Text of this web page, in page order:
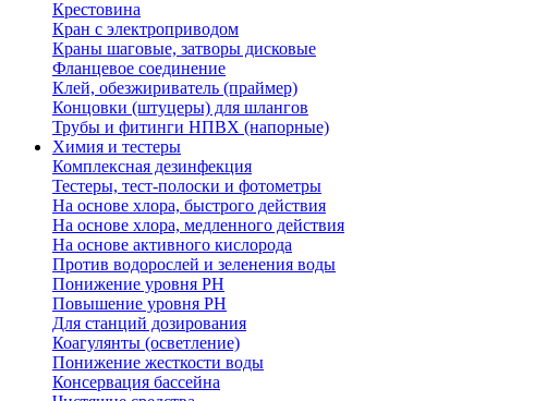
Крестовина
Кран с электроприводом
Краны шаговые, затворы дисковые
Фланцевое соединение
Клей, обезжириватель (праймер)
Концовки (штуцеры) для шлангов
Трубы и фитинги НПВХ (напорные)
Химия и тестеры
Комплексная дезинфекция
Тестеры, тест-полоски и фотометры
На основе хлора, быстрого действия
На основе хлора, медленного действия
На основе активного кислорода
Против водорослей и зеленения воды
Понижение уровня РН
Повышение уровня РН
Для станций дозирования
Коагулянты (осветление)
Понижение жесткости воды
Консервация бассейна